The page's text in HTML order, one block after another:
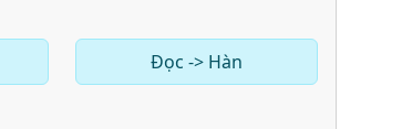
Đọc -> Hàn